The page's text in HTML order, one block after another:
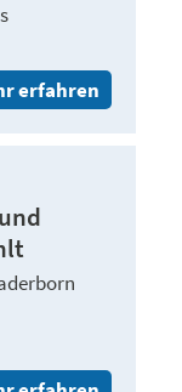
erfahren